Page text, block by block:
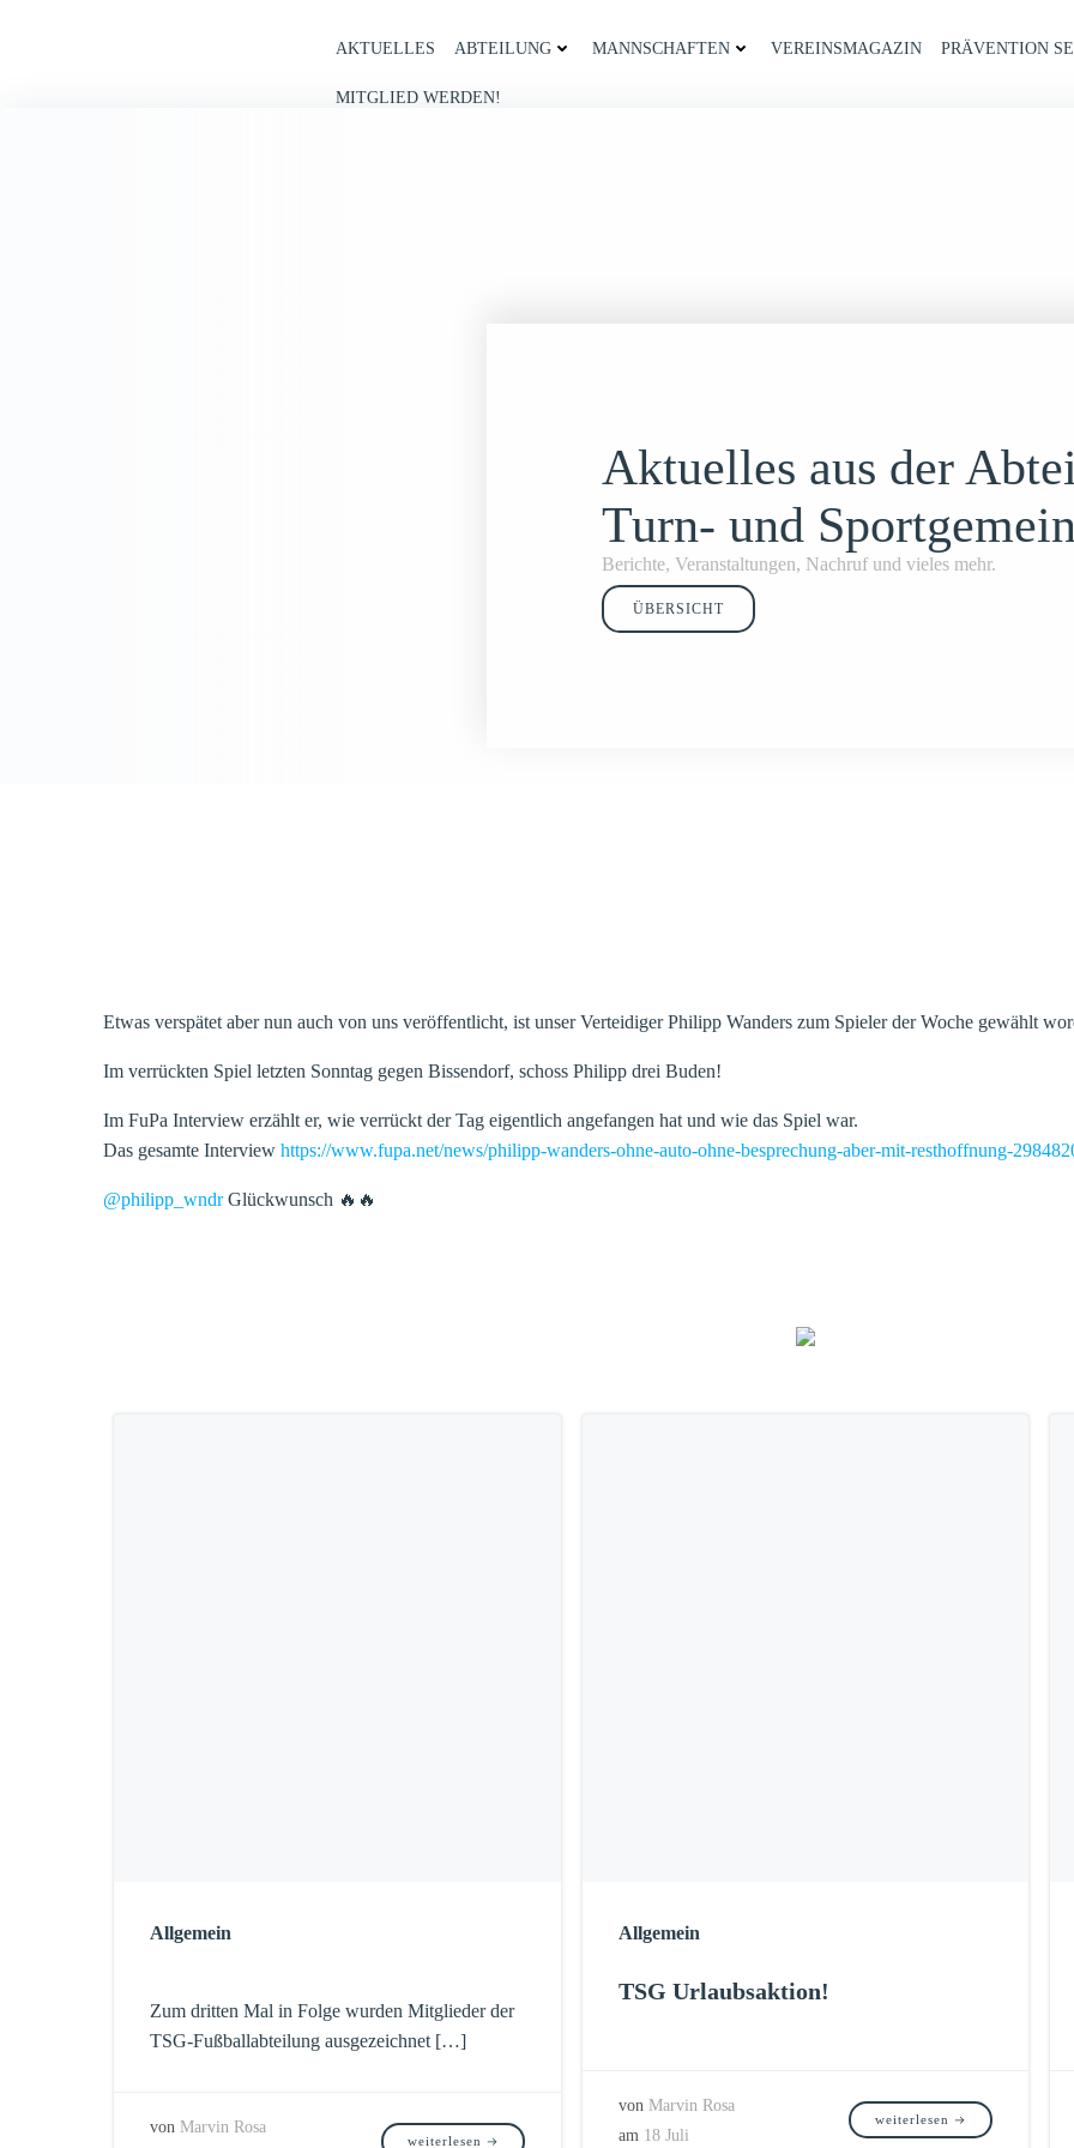
AKTUELLES ABTEILUNG MANNSCHAFTEN VEREINSMAGAZIN PRÄVENTION
MITGLIED WERDEN!
Aktuelles aus der
Turn- und
Berichte, Veranstaltungen, Nachruf und vieles mehr.
ÜBERSICHT
Etwas verspätet aber nun auch von uns veröffentlicht, ist unser Verteidiger Philipp Wanders zum Spieler der Woche gewählt
Im verrückten Spiel letzten Sonntag gegen Bissendorf, schoss Philipp drei Buden!
Im FuPa Interview erzählt er, wie verrückt der Tag eigentlich angefangen hat und wie das Spiel war.
Das gesamte Interview https://www.fupa.net/news/philipp-wanders-ohne-auto-ohne-besprechung-aber-mit-resthoffnung-
@philipp_wndrGlückwunsch 🔥🔥
Allgemein
Zum dritten Mal in Folge wurden Mitglieder der
TSG-Fußballabteilung ausgezeichnet […]
von Marvin Rosa
weiterlesen
Allgemein
TSG Urlaubsaktion!
von Marvin Rosa
am 18 Juli
weiterlesen